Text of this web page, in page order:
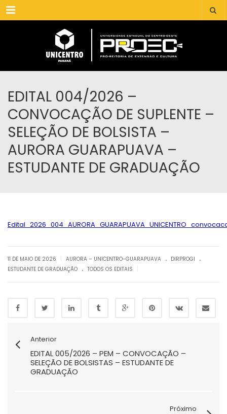
Menu
EDITAL 004/2026 –
CONVOCAÇÃO DE SUPLENTE –
SELEÇÃO DE BOLSISTA –
AURORA GUARAPUAVA –
ESTUDANTE DE GRADUAÇÃO
11 DE MAIO DE 2026 AURORA – UNICENTRO-GUARAPUAVA . DIRPROGI .
ESTUDANTE DE GRADUAÇÃO . TODOS OS EDITAIS
Anterior
EDITAL 005/2026 – PEM – CONVOCAÇÃO –
SELEÇÃO DE BOLSISTAS – ESTUDANTE DE
GRADUAÇÃO
Próximo